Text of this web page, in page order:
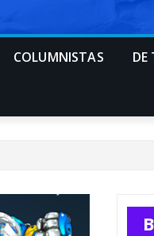
COLUMNISTAS DE